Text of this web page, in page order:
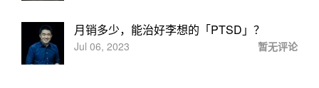
月销多少，能治好李想的「PTSD」？
Jul 06, 2023 暂无评论